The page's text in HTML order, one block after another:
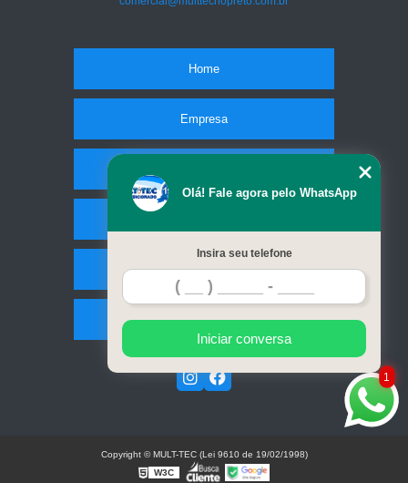
Home
Empresa
Contato
Mapa do site
1
Olá! Fale agora pelo WhatsApp
Insira seu telefone
Iniciar conversa
Copyright © MULT-TEC (Lei 9610 de 19/02/1998)
W3C